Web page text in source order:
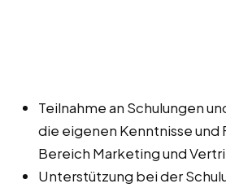
Teilnahme an Schulungen
die eigenen Kenntnisse und
Bereich Marketing und
Unterstützung bei der